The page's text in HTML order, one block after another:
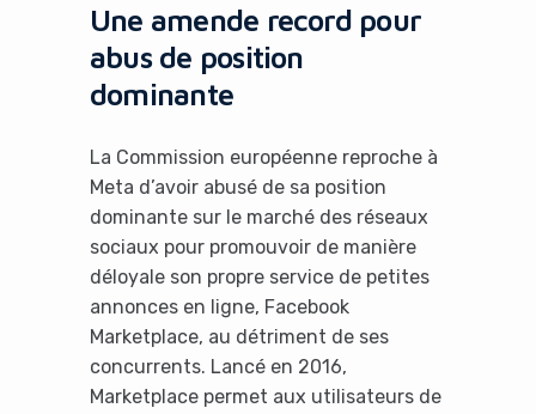
Une amende record pour
abus de position
dominante
La Commission européenne reproche à
Meta d’avoir abusé de sa position
dominante sur le marché des réseaux
sociaux pour promouvoir de manière
déloyale son propre service de petites
annonces en ligne, Facebook
Marketplace, au détriment de ses
concurrents. Lancé en 2016,
Marketplace permet aux utilisateurs de